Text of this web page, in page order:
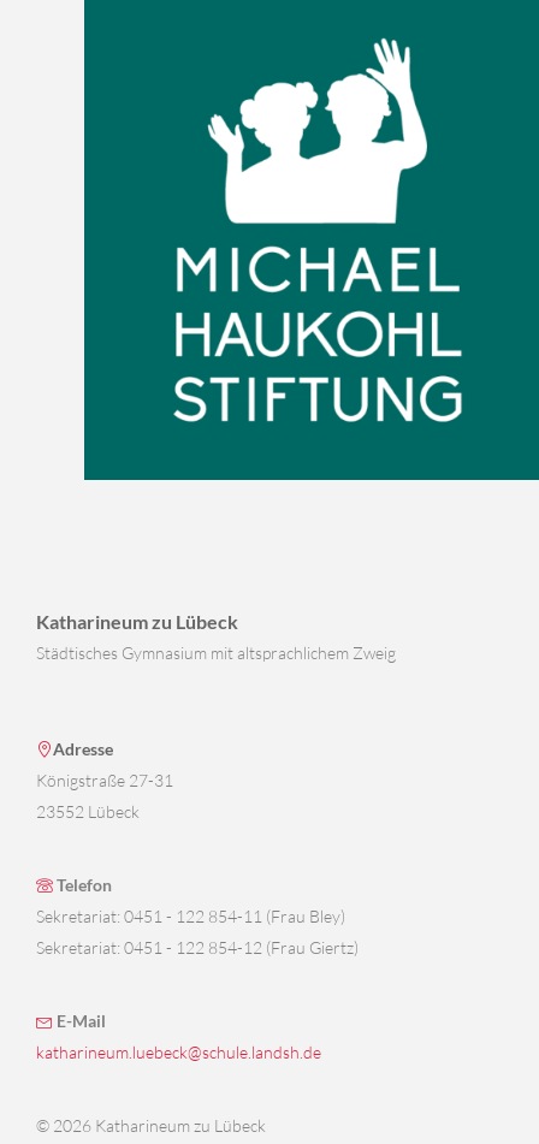
Katharineum zu Lübeck
Städtisches Gymnasium mit altsprachlichem Zweig
Adresse
Königstraße 27-31
23552 Lübeck
Telefon
Sekretariat: 0451 - 122 854-11 (Frau Bley)
Sekretariat: 0451 - 122 854-12 (Frau Giertz)
E-Mail
katharineum.luebeck@schule.landsh.de
© 2026 Katharineum zu Lübeck